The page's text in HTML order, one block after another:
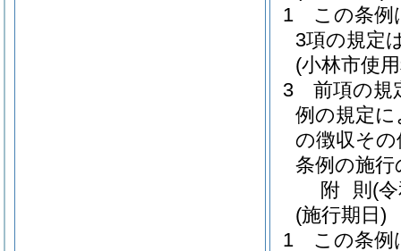
1
この条例
3項の規定
(小林市使
3
前項の規
例の規定
の徴収そ
条例の施
附 則 (
(施行期日)
1
この条例